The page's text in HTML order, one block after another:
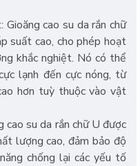
cao su da rắn chữ
suất cao, cho phép hoạt
khắc nghiệt. Nó có thể
lạnh đến cực nóng, từ
hơn tuỳ thuộc vào vật
su da rắn chữ U được
lượng cao, đảm bảo độ
chống lại các yếu tố